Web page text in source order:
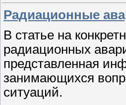
Радиационные
В статье на
радиационных
представленная
занимающихся
ситуаций.